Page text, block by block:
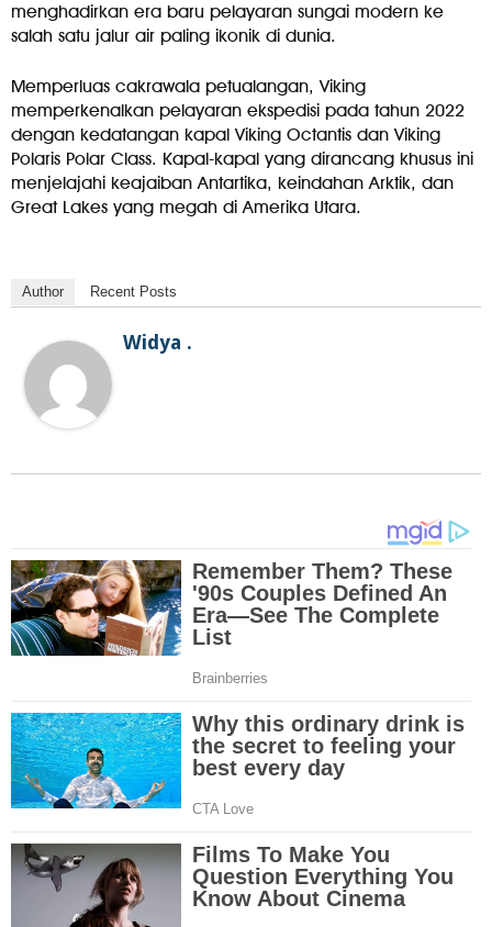
menghadirkan era baru pelayaran sungai modern ke
salah satu jalur air paling ikonik di dunia.
Memperluas cakrawala petualangan, Viking
memperkenalkan pelayaran ekspedisi pada tahun 2022
dengan kedatangan kapal Viking Octantis dan Viking
Polaris Polar Class. Kapal-kapal yang dirancang khusus ini
menjelajahi keajaiban Antartika, keindahan Arktik, dan
Great Lakes yang megah di Amerika Utara.
Author Recent Posts
Widya .